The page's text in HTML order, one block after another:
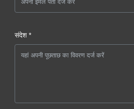
संदेश *